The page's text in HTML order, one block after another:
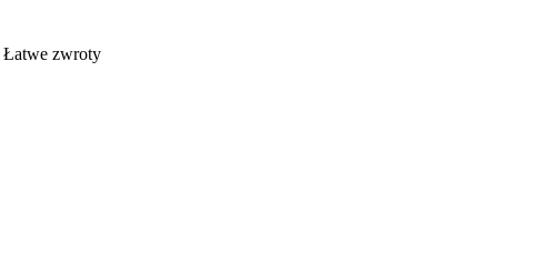
Łatwe zwroty